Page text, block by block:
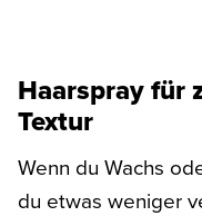
Haarspray für
Textur
Wenn du Wachs
du etwas weniger